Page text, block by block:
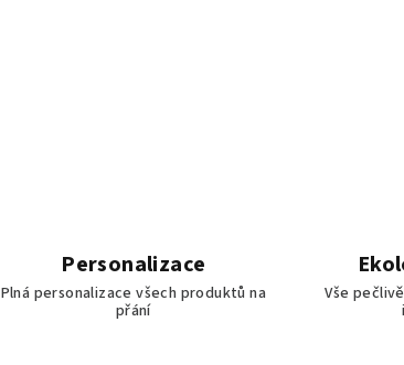
Personalizace
Plná personalizace všech produktů na
přání
Vše